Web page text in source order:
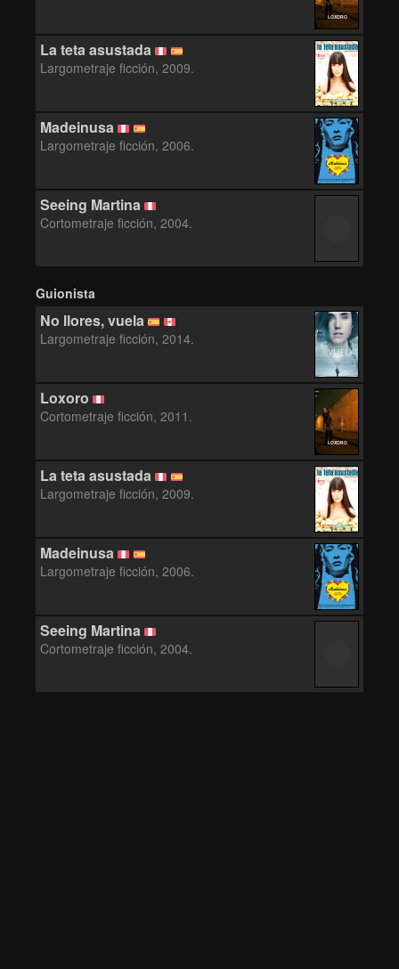
LOXORO
La teta asustada
Largometraje ficción, 2009.
Madeinusa
Largometraje ficción, 2006.
Seeing Martina
Cortometraje ficción, 2004.
Guionista
No llores, vuela
Largometraje ficción, 2014.
Loxoro
Cortometraje ficción, 2011.
LOXORO
La teta asustada
Largometraje ficción, 2009.
Madeinusa
Largometraje ficción, 2006.
Seeing Martina
Cortometraje ficción, 2004.